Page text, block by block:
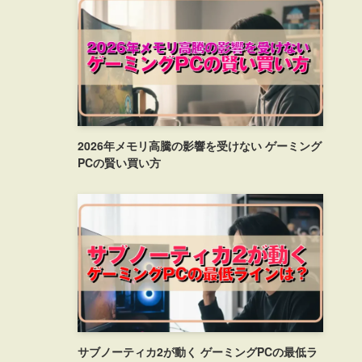
2026年メモリ高騰の影響を受けない ゲーミング
PCの賢い買い方
サブノーティカ2が動く ゲーミングPCの最低ラ